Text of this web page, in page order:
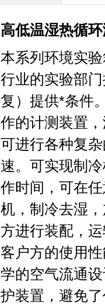
高低温湿热循
本系列环境实验
行业的实验部门
复）提供*条件
作的计测装置
可进行各种复杂的
速。可实现制
作时间，可在
机，制冷去湿
方进行装配
客户方的使用性
学的空气流通设计
护装置，避免